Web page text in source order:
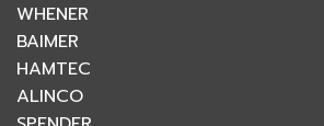
WHENER
BAIMER
HAMTEC
ALINCO